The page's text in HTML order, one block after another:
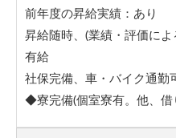
前年度の昇給実績：あり
昇給随時、(業績・評価によ
有給
社保完備、車・バイク通勤
◆寮完備(個室寮有。他、借